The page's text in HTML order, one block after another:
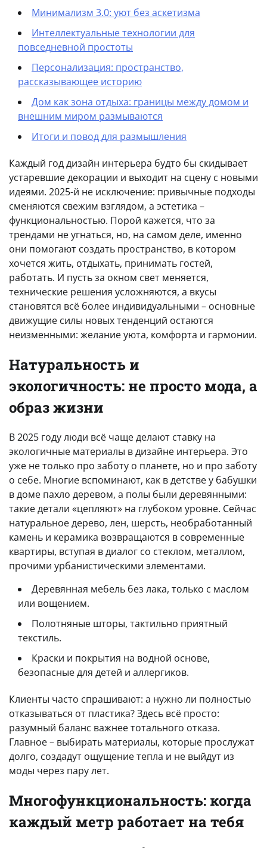
Минимализм 3.0: уют без аскетизма
Интеллектуальные технологии для
повседневной простоты
Персонализация: пространство,
рассказывающее историю
Дом как зона отдыха: границы между домом и
внешним миром размываются
Итоги и повод для размышления
Каждый год дизайн интерьера будто бы скидывает
устаревшие декорации и выходит на сцену с новыми
идеями. 2025-й не исключение: привычные подходы
сменяются свежим взглядом, а эстетика –
функциональностью. Порой кажется, что за
трендами не угнаться, но, на самом деле, именно
они помогают создать пространство, в котором
хочется жить, отдыхать, принимать гостей,
работать. И пусть за окном свет меняется,
технические решения усложняются, а вкусы
становятся всё более индивидуальными – основные
движущие силы новых тенденций остаются
неизменными: желание уюта, комфорта и гармонии.
Натуральность и
экологичность: не просто мода, а
образ жизни
В 2025 году люди всё чаще делают ставку на
экологичные материалы в дизайне интерьера. Это
уже не только про заботу о планете, но и про заботу
о себе. Многие вспоминают, как в детстве у бабушки
в доме пахло деревом, а полы были деревянными:
такие детали «цепляют» на глубоком уровне. Сейчас
натуральное дерево, лен, шерсть, необработанный
камень и керамика возвращаются в современные
квартиры, вступая в диалог со стеклом, металлом,
прочими урбанистическими элементами.
Деревянная мебель без лака, только с маслом
или вощением.
Полотняные шторы, тактильно приятный
текстиль.
Краски и покрытия на водной основе,
безопасные для детей и аллергиков.
Клиенты часто спрашивают: а нужно ли полностью
отказываться от пластика? Здесь всё просто:
разумный баланс важнее тотального отказа.
Главное – выбирать материалы, которые прослужат
долго, создадут ощущение тепла и не выйдут из
моды через пару лет.
Многофункциональность: когда
каждый метр работает на тебя